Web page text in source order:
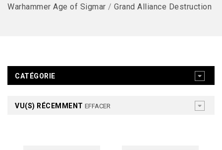
Warhammer Age of Sigmar / Grand Alliance Destruction
CATÉGORIE
VU(S) RÉCEMMENT EFFACER